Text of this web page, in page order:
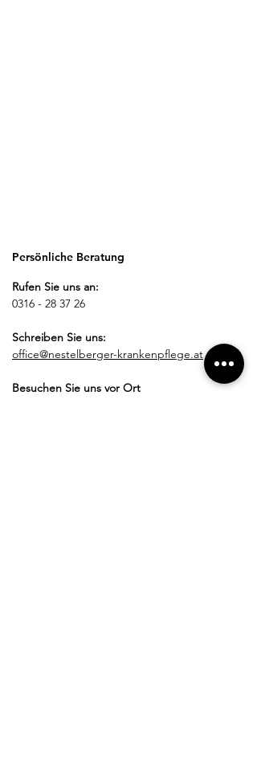
Persönliche Beratung
Rufen Sie uns an:
0316 - 28 37 26
Schreiben Sie uns:
office@nestelberger-krankenpflege.at
Besuchen Sie uns vor Ort